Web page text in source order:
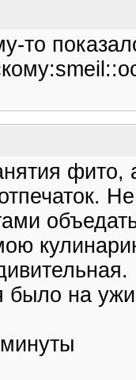
то
фито,
было на